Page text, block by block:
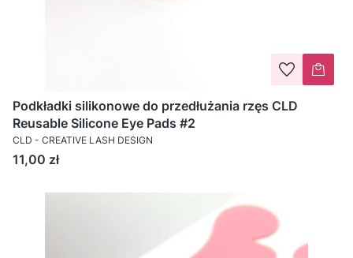
Podkładki silikonowe do przedłużania rzęs CLD
Reusable Silicone Eye Pads #2
CLD - CREATIVE LASH DESIGN
Cena
11,00 zł